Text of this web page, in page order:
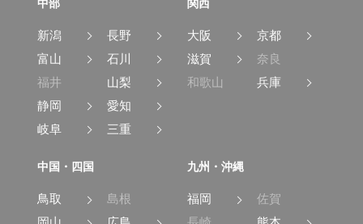
中部
新潟
長野
富山
石川
福井
山梨
静岡
愛知
岐阜
三重
関西
大阪
京都
滋賀
奈良
和歌山
兵庫
中国・四国
鳥取
島根
九州・沖縄
福岡
佐賀